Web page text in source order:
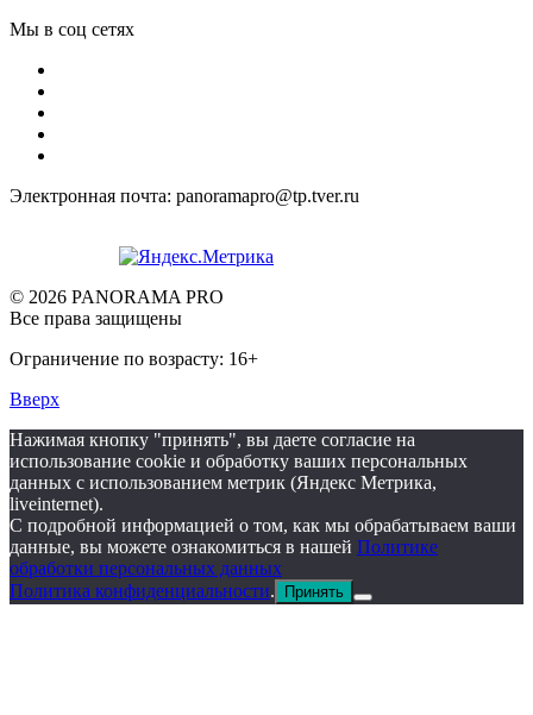
Мы в соц сетях
Электронная почта: panoramapro@tp.tver.ru
© 2026 PANORAMA PRO
Все права защищены
Ограничение по возрасту: 16+
Вверх
Нажимая кнопку "принять", вы даете согласие на
использование cookie и обработку ваших персональных
данных с использованием метрик (Яндекс Метрика,
liveinternet).
С подробной информацией о том, как мы обрабатываем ваши
данные, вы можете ознакомиться в нашей Политике
обработки персональных данных
Политика конфиденциальности. Принять